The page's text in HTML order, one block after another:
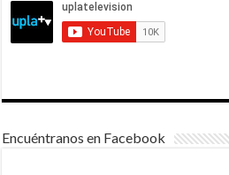
Encuéntranos en Facebook